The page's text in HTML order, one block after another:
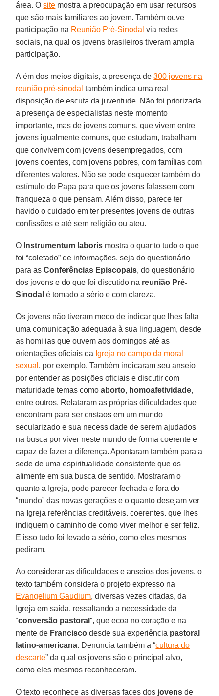
área. Osite mostra a preocupação em usar recursos
que são mais familiares ao jovem. Também ouve
participação na Reunião Pré-Sinodal via redes
sociais, na qual os jovens brasileiros tiveram ampla
participação.
Além dos meios digitais, a presença de300 jovens na
reunião pré-sinodal também indica uma real
disposição de escuta da juventude. Não foi priorizada
a presença de especialistas neste momento
importante, mas de jovens comuns, que vivem entre
jovens igualmente comuns, que estudam, trabalham,
que convivem com jovens desempregados, com
jovens doentes, com jovens pobres, com famílias com
diferentes valores. Não se pode esquecer também do
estímulo do Papa para que os jovens falassem com
franqueza o que pensam. Além disso, parece ter
havido o cuidado em ter presentes jovens de outras
confissões e até sem religião ou ateu.
O Instrumentum laboris mostra o quanto tudo o que
foi “coletado” de informações, seja do questionário
para asConferências Episcopais, do questionário
dos jovens e do que foi discutido na reunião Pré-
Sinodal é tomado a sério e com clareza.
Os jovens não tiveram medo de indicar que lhes falta
uma comunicação adequada à sua linguagem, desde
as homilias que ouvem aos domingos até as
orientações oficiais da Igreja no campo da moral
sexual , por exemplo. Também indicaram seu anseio
por entender as posições oficiais e discutir com
maturidade temas comoaborto, homoafetividade,
entre outros. Relataram as próprias dificuldades que
encontram para ser cristãos em um mundo
secularizado e sua necessidade de serem ajudados
na busca por viver neste mundo de forma coerente e
capaz de fazer a diferença. Apontaram também para a
sede de uma espiritualidade consistente que os
alimente em sua busca de sentido. Mostraram o
quanto a Igreja, pode parecer fechada e fora do
“mundo” das novas gerações e o quanto desejam ver
na Igreja referências creditáveis, coerentes, que lhes
indiquem o caminho de como viver melhor e ser feliz.
E isso tudo foi levado a sério, como eles mesmos
pediram.
Ao considerar as dificuldades e anseios dos jovens, o
texto também considera o projeto expresso na
Evangelium Gaudium, diversas vezes citadas, da
Igreja em saída, ressaltando a necessidade da
“conversão pastoral”, que ecoa no coração e na
mente de Francisco desde sua experiência pastoral
latino-americana. Denuncia também a “cultura do
descarte” da qual os jovens são o principal alvo,
como eles mesmos reconheceram.
O texto reconhece as diversas faces dos jovens de